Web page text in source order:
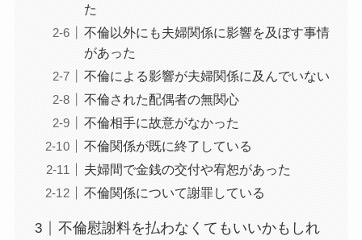
た
不倫以外にも夫婦関係に影響を及ぼす事情
があった
不倫による影響が夫婦関係に及んでいない
不倫された配偶者の無関心
不倫相手に故意がなかった
不倫関係が既に終了している
夫婦間で金銭の交付や宥恕があった
不倫関係について謝罪している
不倫慰謝料を払わなくてもいいかもしれ